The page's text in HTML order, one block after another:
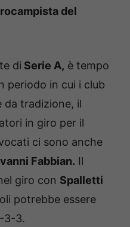
del
di Serie A, è tempo
periodo in cui i club
da tradizione, il
in giro per il
ci sono anche
Fabbian. Il
giro con Spalletti
potrebbe essere
3-3.